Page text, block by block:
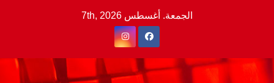
الجمعة. أغسطس 7th, 2026